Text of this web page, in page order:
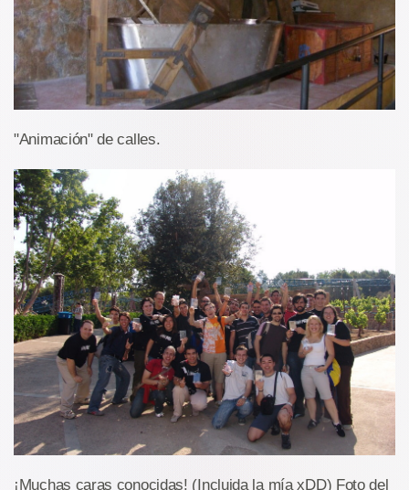
"Animación" de calles.
¡Muchas caras conocidas! (Incluida la mía xDD) Foto del